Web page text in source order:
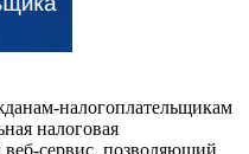
налогоплательщикам
налоговая
веб-сервис, позволяющий